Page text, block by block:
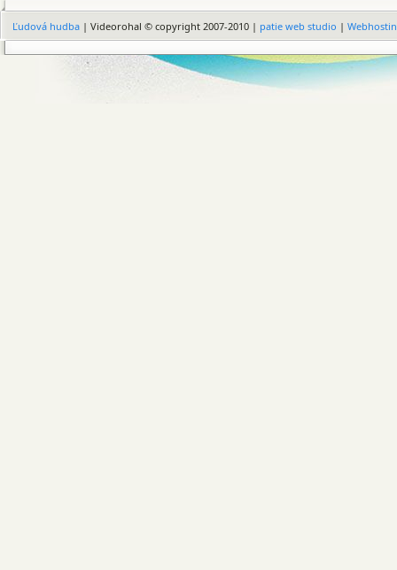
Ľudová hudba | Videorohal © copyright 2007-2010 | patie web studio |